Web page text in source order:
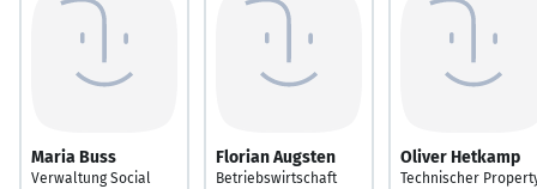
Maria Buss
Verwaltung Social
Florian Augsten
Betriebswirtschaft
Oliver Hetkamp
Technischer